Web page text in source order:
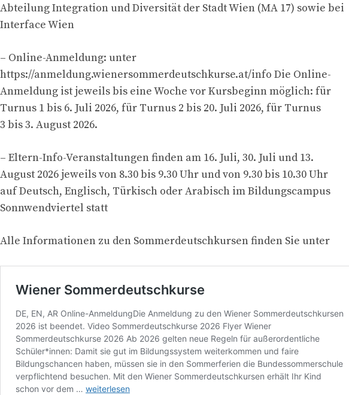
Abteilung Integration und Diversität der Stadt Wien (MA 17) sowie bei
Interface Wien
– Online-Anmeldung: unter
https://anmeldung.wienersommerdeutschkurse.at/info Die Online-
Anmeldung ist jeweils bis eine Woche vor Kursbeginn möglich: für
Turnus 1 bis 6. Juli 2026, für Turnus 2 bis 20. Juli 2026, für Turnus
3 bis 3. August 2026.
– Eltern-Info-Veranstaltungen finden am 16. Juli, 30. Juli und 13.
August 2026 jeweils von 8.30 bis 9.30 Uhr und von 9.30 bis 10.30 Uhr
auf Deutsch, Englisch, Türkisch oder Arabisch im Bildungscampus
Sonnwendviertel statt
Alle Informationen zu den Sommerdeutschkursen finden Sie unter